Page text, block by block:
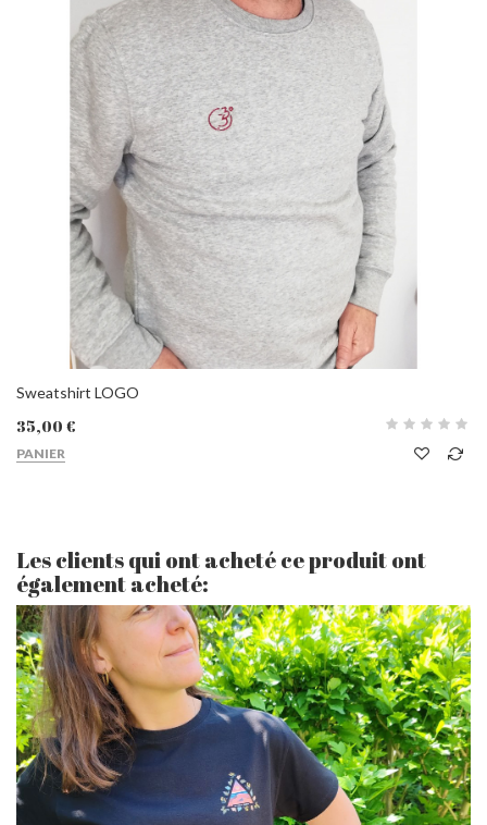
Sweatshirt LOGO
35,00 €
PANIER
Les clients qui ont acheté ce produit ont
également acheté: